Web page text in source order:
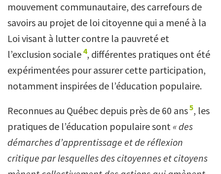
mouvement communautaire, des carrefours de
savoirs au projet de loi citoyenne qui a mené à la
Loi visant à lutter contre la pauvreté et
l’exclusion sociale 4, différentes pratiques ont été
expérimentées pour assurer cette participation,
notamment inspirées de l’éducation populaire.
Reconnues au Québec depuis près de 60 ans5, les
pratiques de l’éducation populaire sont « des
démarches d’apprentissage et de réflexion
critique par lesquelles des citoyennes et citoyens